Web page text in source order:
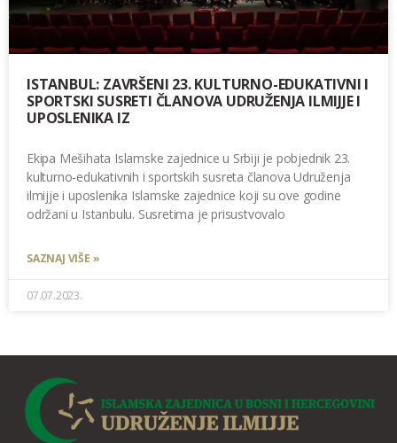
ISTANBUL: ZAVRŠENI 23. KULTURNO-EDUKATIVNI I
SPORTSKI SUSRETI ČLANOVA UDRUŽENJA ILMIJJE I
UPOSLENIKA IZ
Ekipa Mešihata Islamske zajednice u Srbiji je pobjednik 23.
kulturno-edukativnih i sportskih susreta članova Udruženja
ilmijje i uposlenika Islamske zajednice koji su ove godine
održani u Istanbulu. Susretima je prisustvovalo
SAZNAJ VIŠE »
07.07.2023.